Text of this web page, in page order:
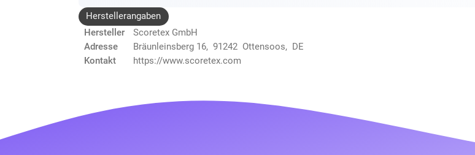
Herstellerangaben
Hersteller
Scoretex GmbH
Adresse
Bräunleinsberg 16, 91242 Ottensoos, DE
Kontakt
https://www.scoretex.com